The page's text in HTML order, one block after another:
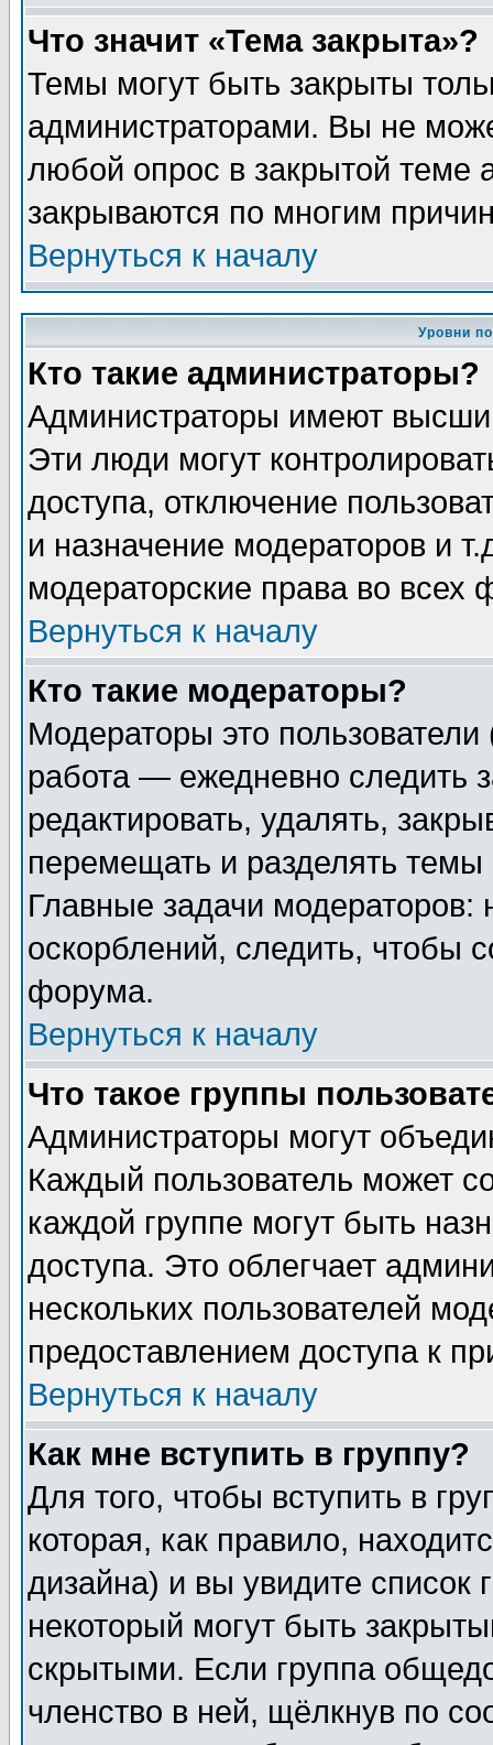
Что значит «Тема закрыта»?
Темы могут быть закрыты
администраторами. Вы не
любой опрос в закрытой теме
закрываются по многим
Вернуться к началу
Уровни
Кто такие администраторы?
Администраторы имеют
Эти люди могут
доступа, отключение
и назначение модераторов и
модераторские права во всех
Вернуться к началу
Кто такие модераторы?
Модераторы это
работа — ежедневно следить
редактировать, удалять,
перемещать и разделять
Главные задачи
оскорблений, следить, чтобы
форума.
Вернуться к началу
Что такое группы
Администраторы могут
Каждый пользователь может
каждой группе могут быть
доступа. Это облегчает
нескольких пользователей
предоставлением доступа к
Вернуться к началу
Как мне вступить в группу?
Для того, чтобы вступить в
которая, как правило,
дизайна) и вы увидите список
некоторый могут быть
скрытыми. Если группа
членство в ней, щёлкнув по